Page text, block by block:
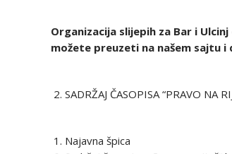
Organizacija slijepih za Bar i
možete preuzeti na našem sajtu
SADRŽAJ ČASOPISA “PRAVO NA
Najavna špica